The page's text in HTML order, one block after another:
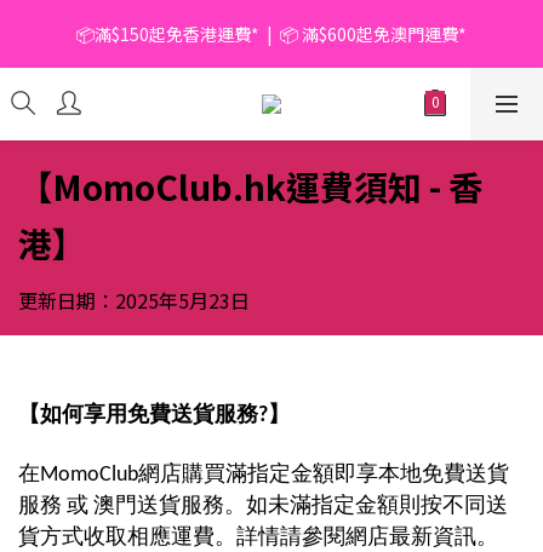
📦滿$150起免香港運費*  |  📦 滿$600起免澳門運費*
📦滿$150起免香港運費*  |  📦 滿$600起免澳門運費*
🥫 罐頭優惠 | 任選* 6件 即減 $6 |  任選* 24件 即減 $30 🥫 (按此了
解更多)
📦滿$150起免香港運費*  |  📦 滿$600起免澳門運費*
【MomoClub.hk運費須知 - 香
港】
更新日期：2025年5月23日
【如何享用免費送貨服務?】
在MomoClub網店購買滿指定金額即享本地免費送貨
服務 或 澳門送貨服務。如未滿指定金額則按不同送
貨方式收取相應運費。詳情請參閱網店最新資訊。